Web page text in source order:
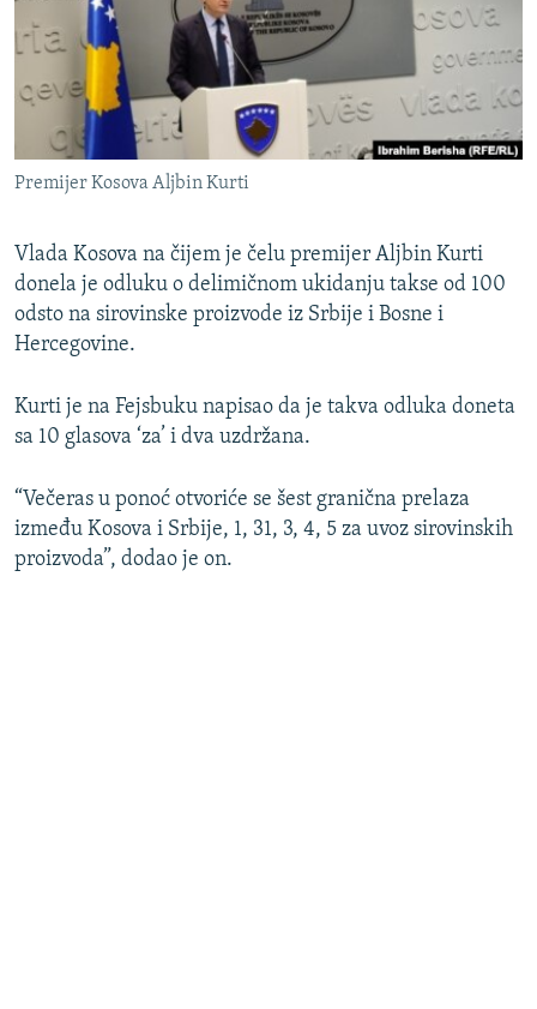
ISPRIČAJ MI
DNEVNO@RSE
SPECIJALI RSE
VIŠE OD NASLOVA
GENOCID U SREBRENICI
POPLAVE I KLIZIŠTA U BIH 2024.
TV LIBERTY
POST SCRIPTUM
TRI DECENIJE OD RATA U BIH
SVE KARTE DEJTONA
NASTANAK I RASPAD JUGOSLAVIJE
PRATITE NAS
Sve RFE/RL stranice
Premijer Kosova Aljbin Kurti
Vlada Kosova na čijem je čelu premijer Aljbin Kurti
donela je odluku o delimičnom ukidanju takse od 100
odsto na sirovinske proizvode iz Srbije i Bosne i
Hercegovine.
Kurti je na Fejsbuku napisao da je takva odluka doneta
sa 10 glasova ‘za’ i dva uzdržana.
“Večeras u ponoć otvoriće se šest granična prelaza
između Kosova i Srbije, 1, 31, 3, 4, 5 za uvoz sirovinskih
proizvoda”, dodao je on.